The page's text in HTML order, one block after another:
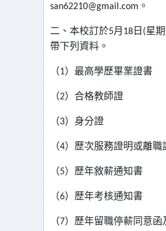
san62210@gmail.com 。
二、本校訂於5月 18 日 (星
帶下列資料 。
（1）最高學歷畢業證書
（2）合格教師證
（3）身分證
（4）歷次服務證明或離職
（5）歷年敘薪通知書
（6）歷年考核通知書
（7）歷年留職停薪同意函